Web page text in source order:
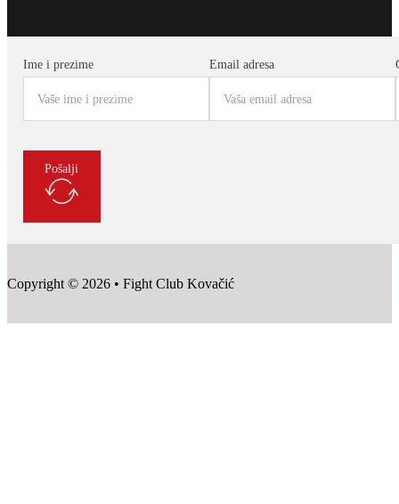
Ime i prezime Email adresa
Pošalji
Copyright © 2026 • Fight Club Kovačić